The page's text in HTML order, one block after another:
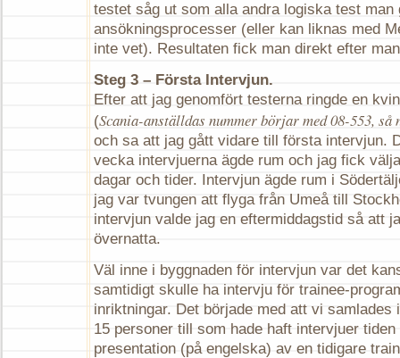
testet såg ut som alla andra logiska test man
ansökningsprocesser (eller kan liknas med
inte vet). Resultaten fick man direkt efter
Steg 3 – Första Intervjun.
Efter att jag genomfört testerna ringde en
(Scania-anställdas nummer börjar med 08-553, så
och sa att jag gått vidare till första intervjun.
vecka intervjuerna ägde rum och jag fick
dagar och tider. Intervjun ägde rum i
jag var tvungen att flyga från Umeå till
intervjun valde jag en eftermiddagstid så att
övernatta.
Väl inne i byggnaden för intervjun var det
samtidigt skulle ha intervju för trainee-
inriktningar. Det började med att vi samlades
15 personer till som hade haft intervjuer
presentation (på engelska) av en tidigare